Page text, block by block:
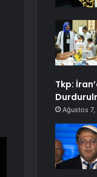
Tkp:
Ağustos